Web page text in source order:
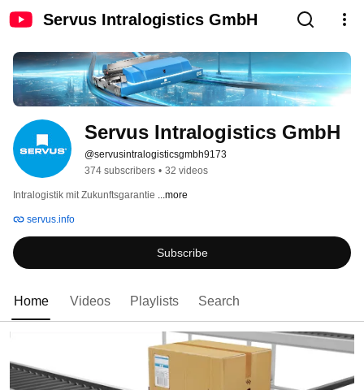
Servus Intralogistics GmbH
Servus Intralogistics GmbH
@servusintralogisticsgmbh9173
374 subscribers • 32 videos
Intralogistik mit Zukunftsgarantie ...more
servus.info
Subscribe
Home Videos Playlists Search